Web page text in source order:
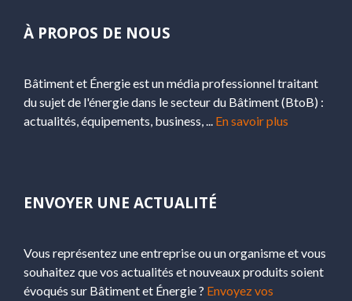
À PROPOS DE NOUS
Bâtiment et Énergie est un média professionnel traitant
du sujet de l'énergie dans le secteur du Bâtiment (BtoB) :
actualités, équipements, business, ... En savoir plus
ENVOYER UNE ACTUALITÉ
Vous représentez une entreprise ou un organisme et vous
souhaitez que vos actualités et nouveaux produits soient
évoqués sur Bâtiment et Énergie ? Envoyez vos